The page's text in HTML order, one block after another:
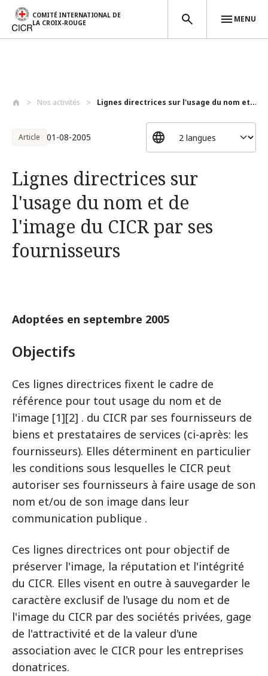
COMITÉ INTERNATIONAL DE
LA CROIX-ROUGE
MENU
Nos activités Lignes directrices sur l'usage du nom et...
Article 01-08-2005
Lignes directrices sur
l'usage du nom et de
l'image du CICR par ses
fournisseurs
Adoptées en septembre 2005
Objectifs
Ces lignes directrices fixent le cadre de
référence pour tout usage du nom et de
l'image [1][2] . du CICR par ses fournisseurs de
biens et prestataires de services (ci-après: les
fournisseurs). Elles déterminent en particulier
les conditions sous lesquelles le CICR peut
autoriser ses fournisseurs à faire usage de son
nom et/ou de son image dans leur
communication publique .
Ces lignes directrices ont pour objectif de
préserver l'image, la réputation et l'intégrité
du CICR. Elles visent en outre à sauvegarder le
caractère exclusif de l'usage du nom et de
l'image du CICR par des sociétés privées, gage
de l'attractivité et de la valeur d'une
association avec le CICR pour les entreprises
donatrices.